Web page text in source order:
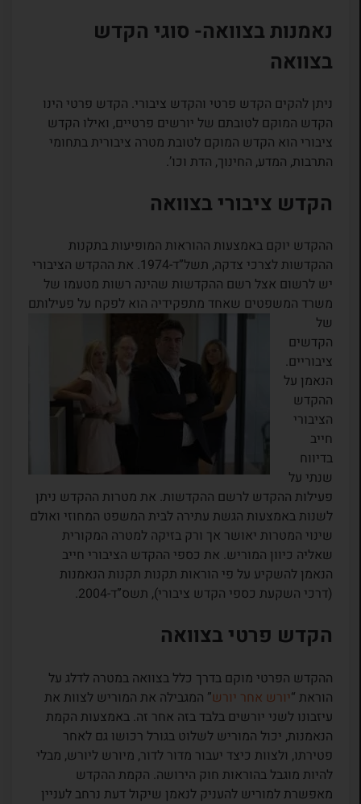
נאמנות בצוואה- סוגי הקדש
בצוואה
ניתן להקים הקדש פרטי והקדש ציבורי. הקדש פרטי הינו
הקדש המוקם לטובתם של יורשים פרטיים, ואילו הקדש
ציבורי הוא הקדש המוקם לטובת מטרה ציבורית בתחומי
התרבות, המדע, החינוך, הדת וכו’.
הקדש ציבורי בצוואה
ההקדש יוקם באמצעות ההוראות המופיעות בתקנות
ההקדשות לצרכי צדקה, תשל”ד-1974. את ההקדש הציבורי
יש לרשום אצל רשם ההקדשות שהינה רשות מטעמו של
משרד המשפטים שאחד מתפקידיה הוא לפקח על פעילותם
של
הקדשים
ציבוריים.
הנאמן על
ההקדש
הציבורי
חייב
בדיווח
שנתי על
פעילות ההקדש לרשם ההקדשות. את מטרות ההקדש ניתן
לשנות באמצעות הגשת עתירה לבית המשפט המחוזי ואולם
שינוי המטרות יאושר אך ורק בזיקה למטרה המקורית
שאליה כיוון המוריש. את כספי ההקדש הציבורי חייב
הנאמן להשקיע על פי הוראות תקנות תקנות הנאמנות
(דרכי השקעת כספי הקדש ציבורי), תשס”ד-2004.
הקדש פרטי בצוואה
ההקדש הפרטי מוקם בדרך כלל בצוואה במטרה לדלג על
הוראת “יורש אחר יורש” המגבילה את המוריש לצוות את
עיזבונו לשני יורשים בלבד בזה אחר זה. באמצעות הקמת
הנאמנות, יכול המוריש לשלוט בגורל רכושו גם לאחר
פטירתו, ולצוות כיצד יעבור מדור לדור, מיורש ליורש, מבלי
להיות מוגבל בהוראות חוק הירושה. הקמת ההקדש
מאפשרת למוריש להעניק לנאמן שיקול דעת נרחב לעניין